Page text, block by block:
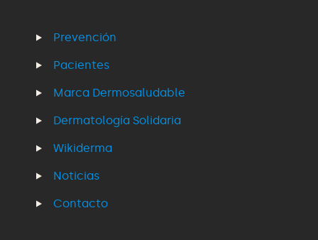
Prevención
Pacientes
Marca Dermosaludable
Dermatología Solidaria
Wikiderma
Noticias
Contacto